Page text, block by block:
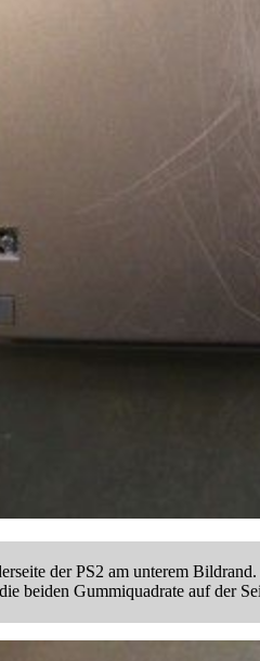
der PS2 am unterem
beiden Gummiquadrate auf der